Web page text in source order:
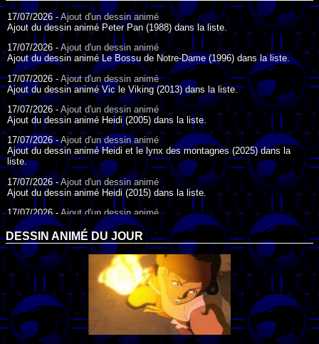
17/07/2026 -Ajout d'un dessin animé
Ajout du dessin animé Peter Pan (1988) dans la liste.
17/07/2026 - Ajout d'un dessin animé
Ajout du dessin animé Le Bossu de Notre-Dame (1996) dans la liste.
17/07/2026 - Ajout d'un dessin animé
Ajout du dessin animé Vic le Viking (2013) dans la liste.
17/07/2026 -Ajout d'un dessin animé
Ajout du dessin animé Heidi (2005) dans la liste.
17/07/2026 -Ajout d'un dessin animé
Ajout du dessin animé Heidi et le lynx des montagnes (2025) dans la
liste.
17/07/2026 -Ajout d'un dessin animé
Ajout du dessin animé Heidi (2015) dans la liste.
17/07/2026 -Ajout d'un dessin animé
Ajout du dessin animé Heidi (1995) dans la liste.
09/07/2026 -Ajout d'un dessin animé
Ajout du dessin animé Genki l'Aventurier de la Chance (2006) dans la
liste.
04/07/2026 -
Ajout d'un dessin animé
Ajout du dessin animé Vilain Petit Canard (2000) dans la liste.
04/07/2026 -
Ajout d'un dessin animé
Ajout du dessin animé Le Noël du vilain petit canard (2003) dans la liste.
DESSIN ANIMÉ DU JOUR